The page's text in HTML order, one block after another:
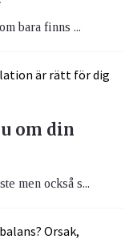
bara finns ...
om din
men också s...